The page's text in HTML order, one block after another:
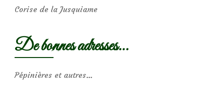
Corise de la Jusquiame
De bonnes adresses…
Pépinières et autres…